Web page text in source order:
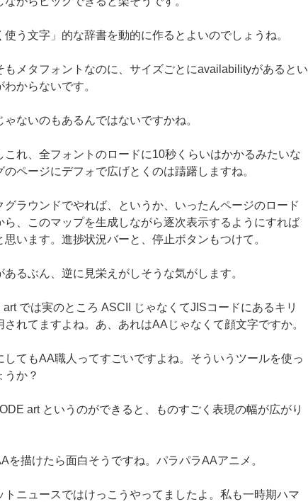
使う文字」的な辞書を動的に作るとよいのでしょうね。
もメタフォントなのに、サイズごとにavailabilityがあるとい
わからないです。
ゃないのもあるんではないですかね。
これ、全フォントのロードに10秒くらいはかかるみたいな
のページにデフォで広げとくのは躊躇しますね。
グラウンドでやれば、というか、いったんページのロード
ら、このマップを生成しながら逐次表示するようにすれば
思います。進捗状況バーと、停止ボタンもつけて。
あるぶん、逆に見栄えがしそうな気がします。
art では実のところ ASCII じゃなくてJISコードにあるキリ
されてますよね。あ、あれはAAじゃなくて顔文字ですか。
してもAA職人ってすごいですよね。そういうツールを使っ
うか？
art というのができると、ものすごく表現の幅が広がり
を描けたら面白そうですね。パラパラAAアニメ。
トニュースではけっこうやってましたよ。私も一時期ハマ